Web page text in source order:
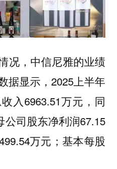
况，中信尼雅的业绩
据显示，2025上半年
入6963.51万元，同
公司股东净利润67.15
万元；基本每股